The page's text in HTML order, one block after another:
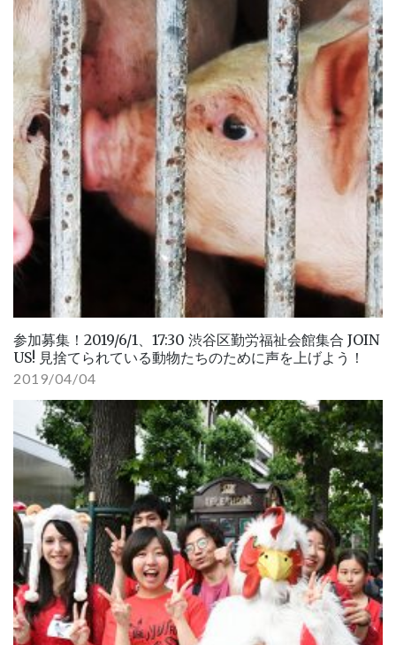
参加募集！2019/6/1、17:30 渋谷区勤労福祉会館集合 JOIN
US! 見捨てられている動物たちのために声を上げよう！
2019/04/04